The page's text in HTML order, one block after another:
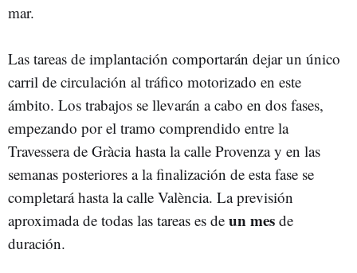
mar.
Las tareas de implantación comportarán dejar un único
carril de circulación al tráfico motorizado en este
ámbito. Los trabajos se llevarán a cabo en dos fases,
empezando por el tramo comprendido entre la
Travessera de Gràcia hasta la calle Provenza y en las
semanas posteriores a la finalización de esta fase se
completará hasta la calle València. La previsión
aproximada de todas las tareas es de un mes de
duración.